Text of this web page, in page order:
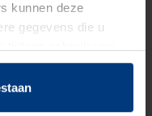
kunnen deze
gegevens die u
op uw